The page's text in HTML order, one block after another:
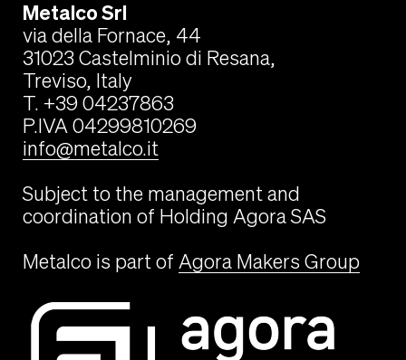
Metalco Srl
via della Fornace, 44
31023 Castelminio di Resana,
Treviso, Italy
T. +39 04237863
P.IVA 04299810269
info@metalco.it
Subject to the management and
coordination of Holding Agora SAS
Metalco is part of Agora Makers Group